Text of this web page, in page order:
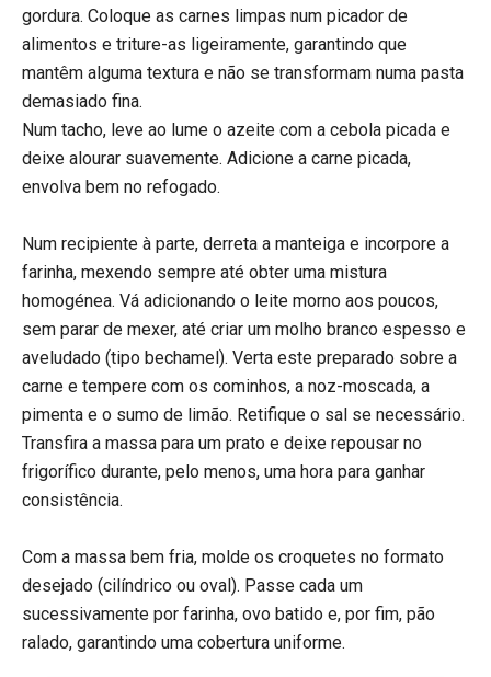
gordura. Coloque as carnes limpas num picador de
alimentos e triture-as ligeiramente, garantindo que
mantêm alguma textura e não se transformam numa pasta
demasiado fina.
Num tacho, leve ao lume o azeite com a cebola picada e
deixe alourar suavemente. Adicione a carne picada,
envolva bem no refogado.
Num recipiente à parte, derreta a manteiga e incorpore a
farinha, mexendo sempre até obter uma mistura
homogénea. Vá adicionando o leite morno aos poucos,
sem parar de mexer, até criar um molho branco espesso e
aveludado (tipo bechamel). Verta este preparado sobre a
carne e tempere com os cominhos, a noz-moscada, a
pimenta e o sumo de limão. Retifique o sal se necessário.
Transfira a massa para um prato e deixe repousar no
frigorífico durante, pelo menos, uma hora para ganhar
consistência.
Com a massa bem fria, molde os croquetes no formato
desejado (cilíndrico ou oval). Passe cada um
sucessivamente por farinha, ovo batido e, por fim, pão
ralado, garantindo uma cobertura uniforme.